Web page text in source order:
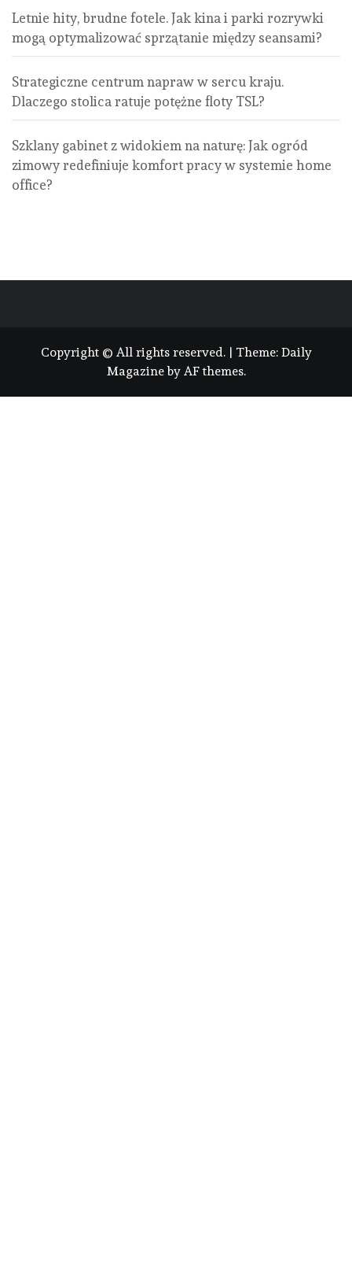
Letnie hity, brudne fotele. Jak kina i parki rozrywki
mogą optymalizować sprzątanie między seansami?
Strategiczne centrum napraw w sercu kraju.
Dlaczego stolica ratuje potężne floty TSL?
Szklany gabinet z widokiem na naturę: Jak ogród
zimowy redefiniuje komfort pracy w systemie home
office?
Copyright © All rights reserved. | Theme: Daily
Magazineby AF themes.